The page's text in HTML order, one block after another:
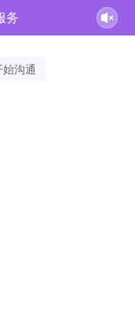
务
沟通